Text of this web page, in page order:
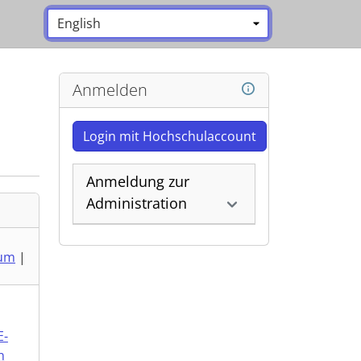
Sprache:
|
Anmelden
Login mit Hochschulaccount
Anmeldung zur
Administration